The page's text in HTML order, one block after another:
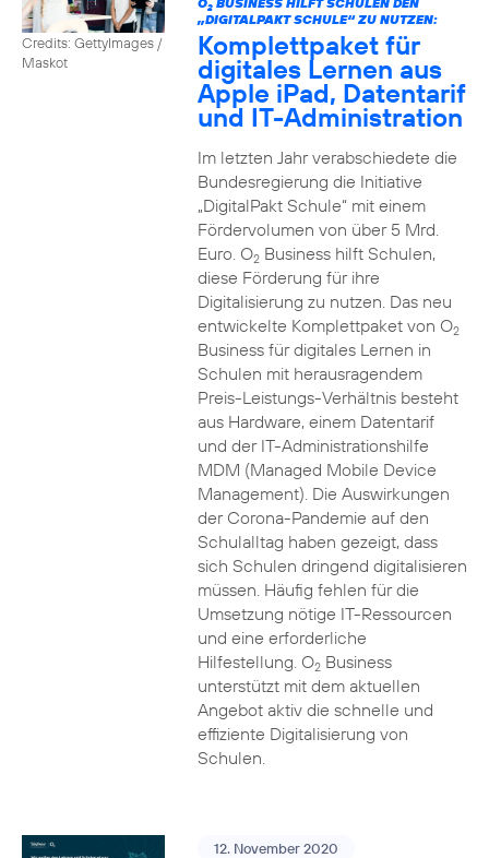
Credits: GettyImages /
Maskot
2
„DIGITALPAKT SCHULE“ ZU NUTZEN:
Komplettpaket für
digitales Lernen aus
Apple iPad, Datentarif
und IT-Administration
Im letzten Jahr verabschiedete die
Bundesregierung die Initiative
„DigitalPakt Schule“ mit einem
Fördervolumen von über 5 Mrd.
Euro. O2Business hilft Schulen,
diese Förderung für ihre
Digitalisierung zu nutzen. Das neu
entwickelte Komplettpaket von O2
Business für digitales Lernen in
Schulen mit herausragendem
Preis-Leistungs-Verhältnis besteht
aus Hardware, einem Datentarif
und der IT-Administrationshilfe
MDM (Managed Mobile Device
Management). Die Auswirkungen
der Corona-Pandemie auf den
Schulalltag haben gezeigt, dass
sich Schulen dringend digitalisieren
müssen. Häufig fehlen für die
Umsetzung nötige IT-Ressourcen
und eine erforderliche
Hilfestellung. O2Business
unterstützt mit dem aktuellen
Angebot aktiv die schnelle und
effiziente Digitalisierung von
Schulen.
12. November 2020